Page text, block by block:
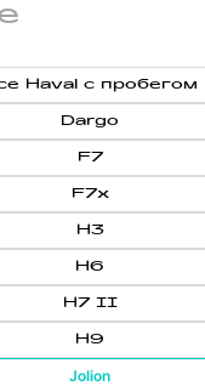
Haval с пробегом
Dargo
F7
F7x
H3
H6
H7 II
H9
Jolion